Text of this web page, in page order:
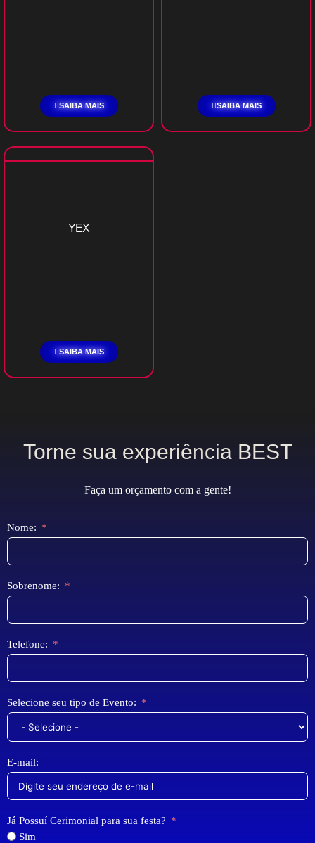
SAIBA MAIS SAIBA MAIS
YEX
SAIBA MAIS
Torne sua experiência BEST
Faça um orçamento com a gente!
Nome:
Sobrenome:
Telefone:
Selecione seu tipo de Evento:
E-mail:
Já Possuí Cerimonial para sua festa?
Sim